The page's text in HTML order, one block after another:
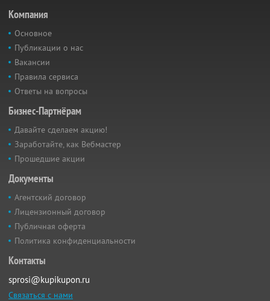
Компания
Основное
Публикации о нас
Вакансии
Правила сервиса
Ответы на вопросы
Бизнес-Партнёрам
Давайте сделаем акцию!
Заработайте, как Вебмастер
Прошедшие акции
Документы
Агентский договор
Лицензионный договор
Публичная оферта
Политика конфиденциальности
Контакты
sprosi@kupikupon.ru
Связаться с нами